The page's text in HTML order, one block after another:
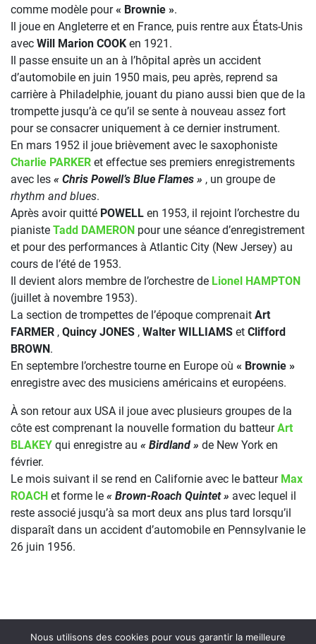
comme modèle pour« Brownie ».
Il joue en Angleterre et en France, puis rentre aux États-Unis
avec Will Marion COOK en 1921.
Il passe ensuite un an à l’hôpital après un accident
d’automobile en juin 1950 mais, peu après, reprend sa
carrière à Philadelphie, jouant du piano aussi bien que de la
trompette jusqu’à ce qu’il se sente à nouveau assez fort
pour se consacrer uniquement à ce dernier instrument.
En mars 1952 il joue brièvement avec le saxophoniste
Charlie PARKER et effectue ses premiers enregistrements
avec les « Chris Powell’s Blue Flames » , un groupe de
rhythm and blues.
Après avoir quitté POWELL en 1953, il rejoint l’orchestre du
pianiste Tadd DAMERON pour une séance d’enregistrement
et pour des performances à Atlantic City (New Jersey) au
cours de l’été de 1953.
Il devient alors membre de l’orchestre de Lionel HAMPTON
(juillet à novembre 1953).
La section de trompettes de l’époque comprenait Art
FARMER , Quincy JONES , Walter WILLIAMS et Clifford
BROWN.
En septembre l’orchestre tourne en Europe où « Brownie »
enregistre avec des musiciens américains et européens.
À son retour aux USA il joue avec plusieurs groupes de la
côte est comprenant la nouvelle formation du batteurArt
BLAKEY qui enregistre au « Birdland » de New York en
février.
Le mois suivant il se rend en Californie avec le batteur Max
ROACH et forme le « Brown-Roach Quintet » avec lequel il
reste associé jusqu’à sa mort deux ans plus tard lorsqu’il
disparaît dans un accident d’automobile en Pennsylvanie le
26 juin 1956.
Nous utilisons des cookies pour vous garantir la meilleure